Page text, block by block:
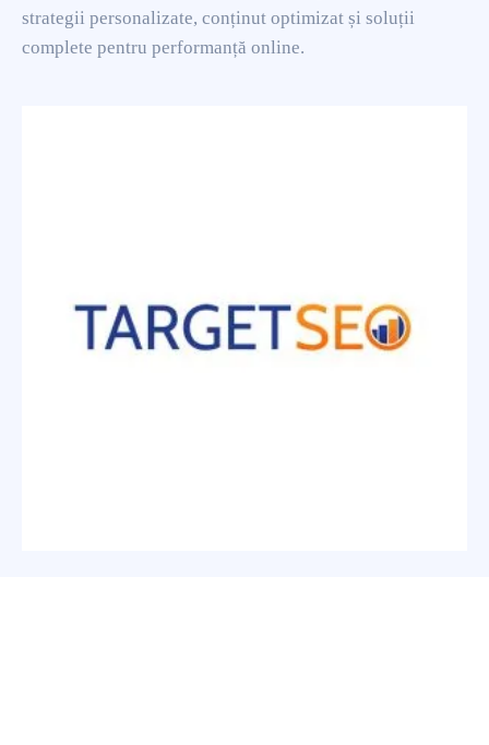
strategii personalizate, conținut optimizat și soluții
complete pentru performanță online.